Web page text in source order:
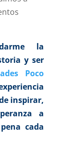
la
y ser
Poco
inspirar,
a
cada